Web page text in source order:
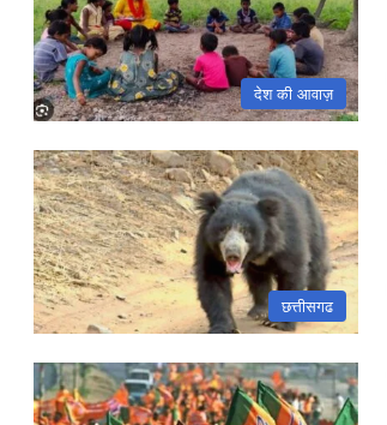
देश की आवाज़
छत्तीसगढ